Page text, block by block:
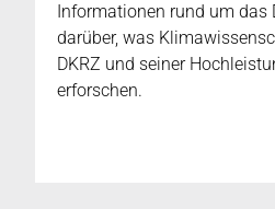
Informationen rund um das
darüber, was
DKRZ und seiner
erforschen.